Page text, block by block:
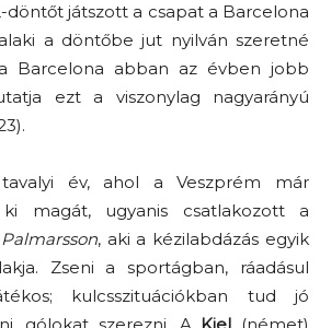
döntőt játszott a csapat a Barcelona
a döntőbe jut nyilván szeretné
Barcelona abban az évben jobb
ezt a viszonylag nagyarányú
év, ahol a Veszprém már
magát, ugyanis csatlakozott a
, aki a kézilabdázás egyik
Zseni a sportágban, ráadásul
kulcsszituációkban tud jó